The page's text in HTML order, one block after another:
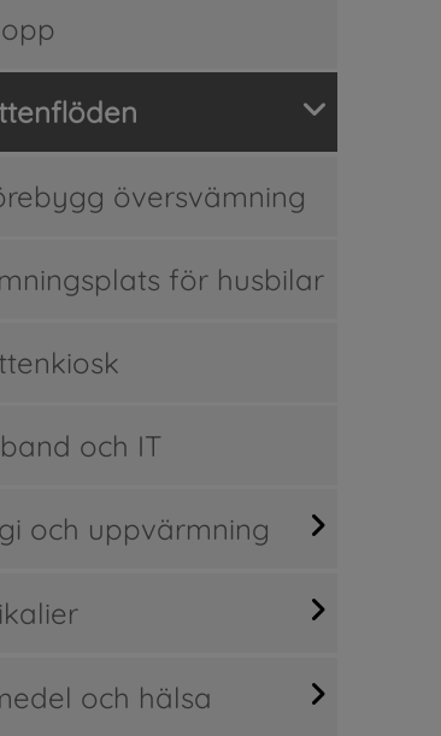
översvämning
för husbilar
och IT
och uppvärmning
och hälsa